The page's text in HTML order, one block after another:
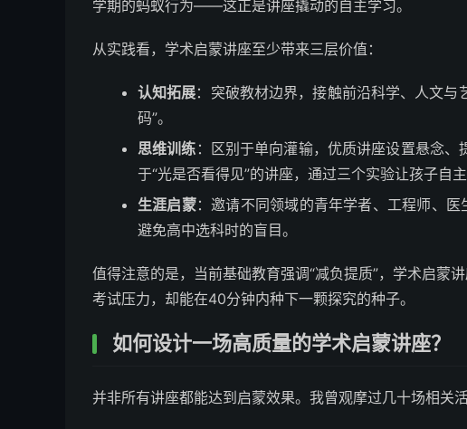
学期的蚂蚁行为——这正是讲座撬动的自主学习。
从实践看，学术启蒙讲座至少带来三层价值：
认知拓展：突破教材边界，接触前沿科学、人文与
码”。
思维训练 ：区别于单向灌输，优质讲座设置悬念
于“光是否看得见”的讲座，通过三个实验让孩子自主
生涯启蒙：邀请不同领域的青年学者、工程师、医
避免高中选科时的盲目。
值得注意的是，当前基础教育强调“减负提质”，学术启
考试压力，却能在40分钟内种下一颗探究的种子。
如何设计一场高质量的学术启蒙讲座？
并非所有讲座都能达到启蒙效果。我曾观摩过几十场相关